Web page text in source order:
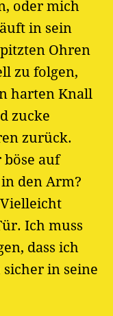
oder mich
in sein
Ohren
zu folgen,
harten Knall
zucke
zurück.
böse auf
den Arm?
Ich muss
dass ich
in seine